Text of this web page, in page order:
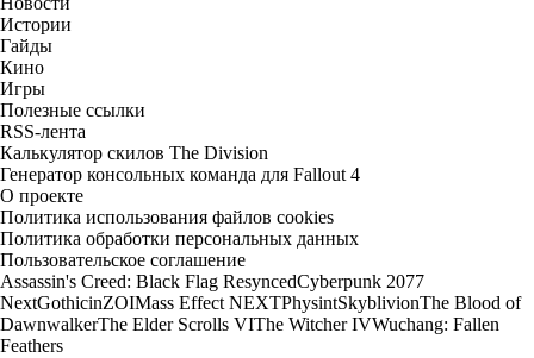
Истории
Гайды
Кино
Игры
Полезные ссылки
RSS-лента
Калькулятор скилов The Division
Генератор консольных команда для Fallout 4
О проекте
Политика использования файлов cookies
Политика обработки персональных данных
Пользовательское соглашение
Assassin's Creed: Black Flag ResyncedCyberpunk 2077
NextGothicinZOIMass Effect NEXTPhysintSkyblivionThe Blood of
DawnwalkerThe Elder Scrolls VIThe Witcher IVWuchang: Fallen
Feathers